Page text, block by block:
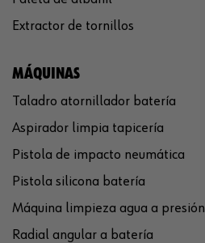
Extractor de tornillos
MÁQUINAS
Taladro atornillador batería
Aspirador limpia tapicería
Pistola de impacto neumática
Pistola silicona batería
Máquina limpieza agua a presión
Radial angular a batería